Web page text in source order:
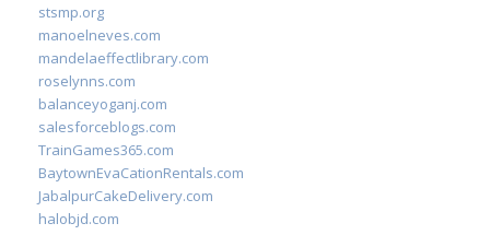
stsmp.org
manoelneves.com
mandelaeffectlibrary.com
roselynns.com
balanceyoganj.com
salesforceblogs.com
TrainGames365.com
BaytownEvaCationRentals.com
JabalpurCakeDelivery.com
halobjd.com